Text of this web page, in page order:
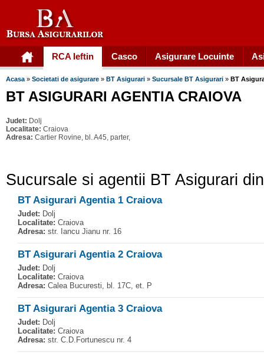
RCA Ieftin Casco Asigurare Locuinte
Acasa » Societati de asigurare » BT Asigurari » Sucursale BT Asigurari » BT
BT ASIGURARI AGENTIA CRAIOVA
Judet: Dolj
Localitate: Craiova
Adresa: Cartier Rovine, bl. A45, parter,
Sucursale si agentii BT Asigurari
BT Asigurari Agentia 1 Craiova
Judet: Dolj
Localitate: Craiova
Adresa: str. Iancu Jianu nr. 16
BT Asigurari Agentia 2 Craiova
Judet: Dolj
Localitate: Craiova
Adresa: Calea Bucuresti, bl. 17C, et. P
BT Asigurari Agentia 3 Craiova
Judet: Dolj
Localitate: Craiova
Adresa: str. C.D.Fortunescu nr. 4